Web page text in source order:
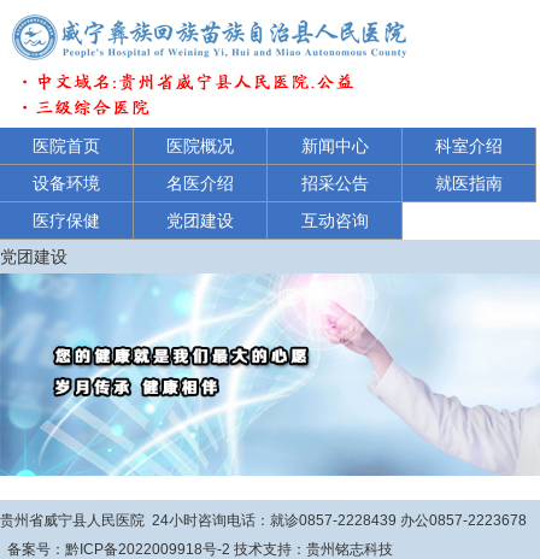
医院首页 医院概况 新闻中心
科室介绍
设备环境
名医介绍 招采公告
就医指南
医疗保健
党团建设
互动咨询
党团建设
贵州省威宁县人民医院 24小时咨询电话：就诊0857-2228439 办公0857-2223678
备案号： 黔ICP备2022009918号-2 技术支持： 贵州铭志科技